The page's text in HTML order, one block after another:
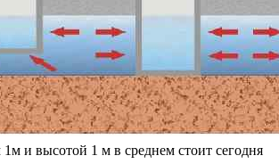
и высотой 1 м в среднем стоит сегодня